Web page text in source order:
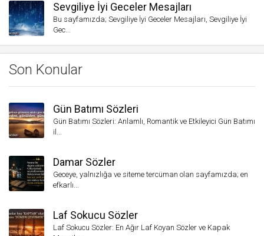
Sevgiliye İyi Geceler Mesajları
Bu sayfamızda; Sevgiliye İyi Geceler Mesajları, Sevgiliye İyi
Gec...
Son Konular
Gün Batımı Sözleri
Gün Batımı Sözleri: Anlamlı, Romantik ve Etkileyici Gün Batımı
il...
Damar Sözler
Geceye, yalnızlığa ve siteme tercüman olan sayfamızda; en
efkarlı...
Laf Sokucu Sözler
Laf Sokucu Sözler: En Ağır Laf Koyan Sözler ve Kapak